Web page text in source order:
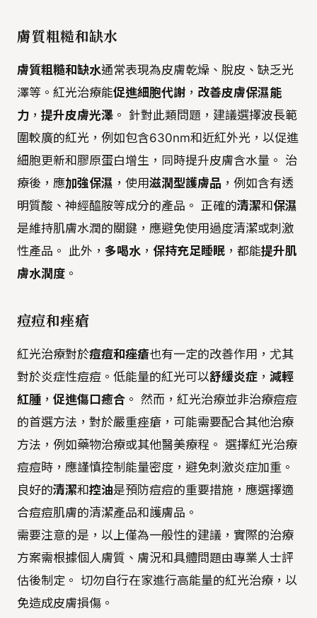
膚質粗糙和缺水
膚質粗糙和缺水通常表現為皮膚乾燥、脫皮、缺乏光
澤等。紅光治療能促進細胞代謝 ， 改善皮膚保濕能
力 ， 提升皮膚光澤 。 針對此類問題，建議選擇波長範
圍較廣的紅光，例如包含630nm和近紅外光，以促進
細胞更新和膠原蛋白增生，同時提升皮膚含水量。 治
療後，應加強保濕 ，使用滋潤型護膚品 ，例如含有透
明質酸、神經醯胺等成分的產品。 正確的清潔和 保濕
是維持肌膚水潤的關鍵，應避免使用過度清潔或刺激
性產品。 此外， 多喝水 ， 保持充足睡眠 ，都能提升肌
膚水潤度 。
痘痘和痤瘡
紅光治療對於痘痘和痤瘡也有一定的改善作用，尤其
對於炎症性痘痘。低能量的紅光可以舒緩炎症 ， 減輕
紅腫 ， 促進傷口癒合 。 然而，紅光治療並非治療痘痘
的首選方法，對於嚴重痤瘡，可能需要配合其他治療
方法，例如藥物治療或其他醫美療程。 選擇紅光治療
痘痘時，應謹慎控制能量密度，避免刺激炎症加重。
良好的清潔和控油是預防痘痘的重要措施，應選擇適
合痘痘肌膚的清潔產品和護膚品。
需要注意的是，以上僅為一般性的建議，實際的治療
方案需根據個人膚質、膚況和具體問題由專業人士評
估後制定。 切勿自行在家進行高能量的紅光治療，以
免造成皮膚損傷。